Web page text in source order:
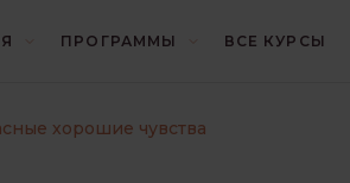
ПРОГРАММЫ ВСЕ КУРСЫ
хорошие чувства